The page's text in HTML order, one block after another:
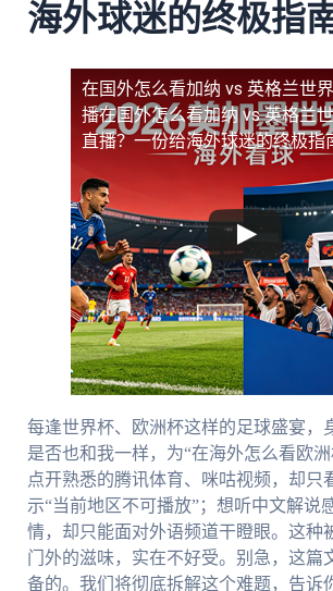
海外球迷的终极指
在国外怎么看加纳 vs 英格兰世
播在国外怎么看加纳 vs 英格兰
直播？一份给海外球迷的终极指
每逢世界杯、欧洲杯这样的足球盛宴，
是否也和我一样，为“在海外怎么看欧洲
点开熟悉的腾讯体育、咪咕视频，却只
示“当前地区不可播放”；想听中文解说
情，却只能面对外语频道干瞪眼。这种
门外的滋味，实在不好受。别急，这篇
备的。我们将彻底拆解这个难题，告诉